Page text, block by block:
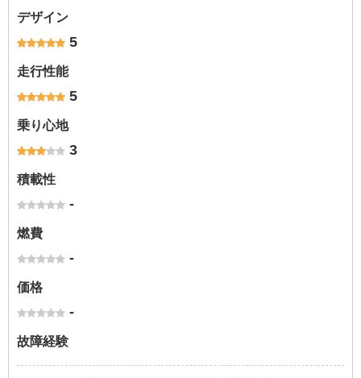
デザイン
5
走行性能
5
乗り心地
3
積載性
-
燃費
-
価格
-
故障経験